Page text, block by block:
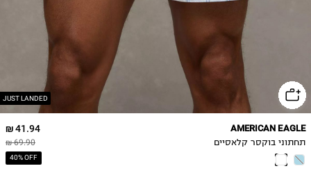
JUST LANDED
41.94 ₪
69.90 ₪
40% OFF
AMERICAN EAGLE
תחתוני בוקסר קלאסיים